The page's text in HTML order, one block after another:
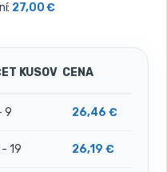
27,00 €
KUSOV CENA
9 26,46 €
- 19 26,19 €